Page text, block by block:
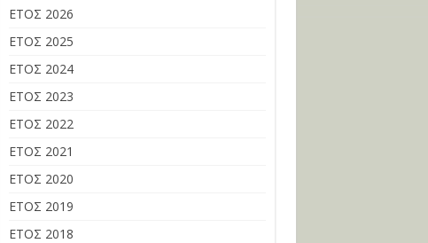
ΕΤΟΣ 2026
ΕΤΟΣ 2025
ΕΤΟΣ 2024
ΕΤΟΣ 2023
ΕΤΟΣ 2022
ΕΤΟΣ 2021
ΕΤΟΣ 2020
ΕΤΟΣ 2019
ΕΤΟΣ 2018